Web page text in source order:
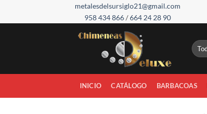
metalesdelsursiglo21@gmail.com
958 434 866/664 24 28 90
INICIO CATÁLOGO BARBACOAS